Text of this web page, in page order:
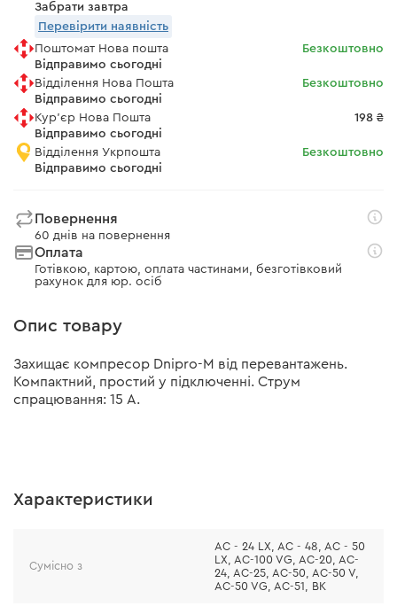
Забрати завтра
Перевірити наявність
Поштомат Нова пошта
Відправимо сьогодні
Безкоштовно
Відділення Нова Пошта
Відправимо сьогодні
Безкоштовно
Кур'єр Нова Пошта
Відправимо сьогодні
198 ₴
Відділення Укрпошта
Відправимо сьогодні
Безкоштовно
Повернення
60 днів на повернення
Оплата
Готівкою, картою, оплата частинами, безготівковий
рахунок для юр. осіб
Опис товару
Захищає компресор Dnipro-M від перевантажень.
Компактний, простий у підключенні. Струм
спрацювання: 15 А.
Характеристики
Сумісно з
AC - 24 LX, AC - 48, AC - 50
LX, AC-100 VG, AC-20, AC-
24, AC-25, AC-50, AC-50 V,
AC-50 VG, AC-51, ВК